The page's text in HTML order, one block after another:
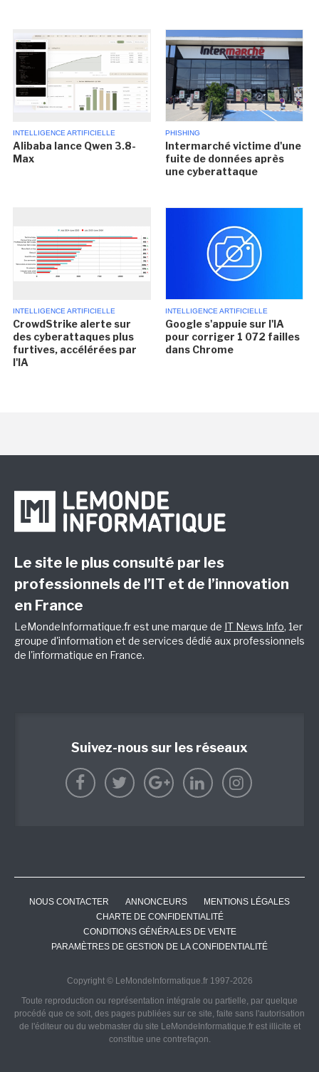
INTELLIGENCE ARTIFICIELLE
Alibaba lance Qwen 3.8-
Max
PHISHING
Intermarché victime d'une
fuite de données après
une cyberattaque
INTELLIGENCE ARTIFICIELLE
CrowdStrike alerte sur
des cyberattaques plus
furtives, accélérées par
l'IA
INTELLIGENCE ARTIFICIELLE
Google s'appuie sur l'IA
pour corriger 1 072 failles
dans Chrome
Le site le plus consulté par les
professionnels de l’IT et de l’innovation
en France
LeMondeInformatique.fr est une marque de IT News Info, 1er
groupe d'information et de services dédié aux professionnels
de l'informatique en France.
Suivez-nous sur les réseaux
NOUS CONTACTER ANNONCEURS
MENTIONS LÉGALES
CHARTE DE CONFIDENTIALITÉ
CONDITIONS GÉNÉRALES DE VENTE
PARAMÈTRES DE GESTION DE LA CONFIDENTIALITÉ
Copyright © LeMondeInformatique.fr 1997-2026
Toute reproduction ou représentation intégrale ou partielle, par quelque
procédé que ce soit, des pages publiées sur ce site, faite sans l'autorisation
de l'éditeur ou du webmaster du site LeMondeInformatique.fr est illicite et
constitue une contrefaçon.